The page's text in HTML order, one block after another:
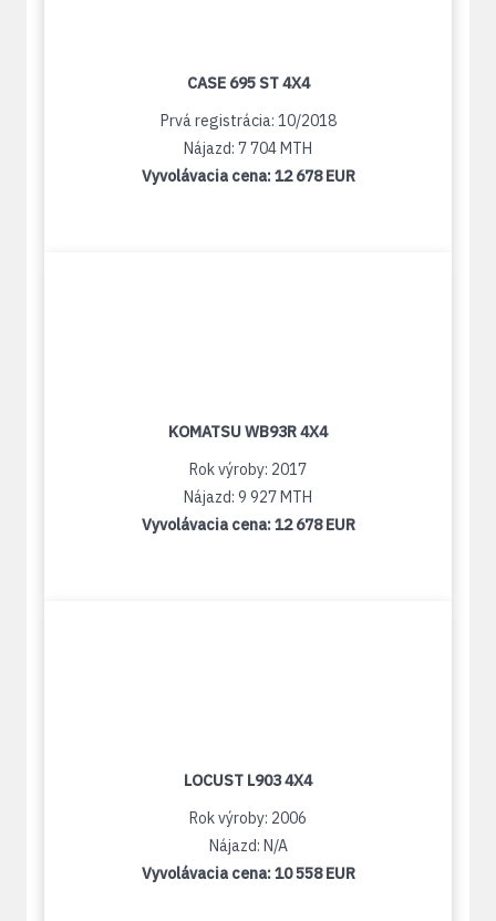
CASE 695 ST 4X4
Prvá registrácia: 10/2018
Nájazd: 7 704 MTH
Vyvolávacia cena:12 678 EUR
KOMATSU WB93R 4X4
Rok výroby: 2017
Nájazd: 9 927 MTH
Vyvolávacia cena:12 678 EUR
LOCUST L903 4X4
Rok výroby: 2006
Nájazd: N/A
Vyvolávacia cena:10 558 EUR